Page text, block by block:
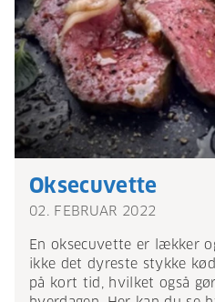
Oksecuvette
02. FEBRUAR 2022
En oksecuvette er lækker
ikke det dyreste stykke
på kort tid, hvilket også